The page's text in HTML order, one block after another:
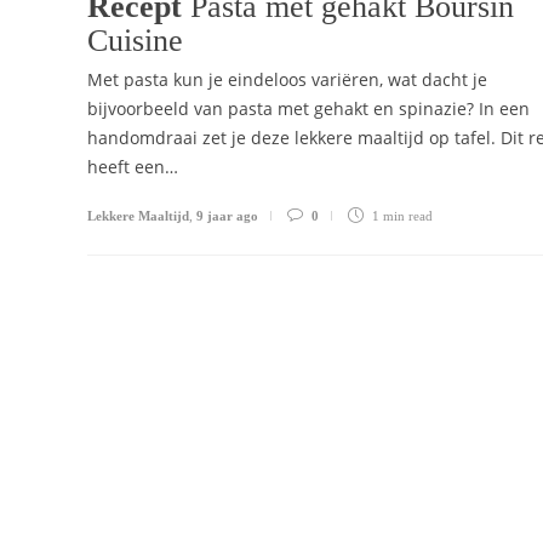
Recept Pasta met gehakt Boursin
Cuisine
Met pasta kun je eindeloos variëren, wat dacht je
bijvoorbeeld van pasta met gehakt en spinazie? In een
handomdraai zet je deze lekkere maaltijd op tafel. Dit
heeft een…
Lekkere Maaltijd 9 jaar ago 0 1 min read